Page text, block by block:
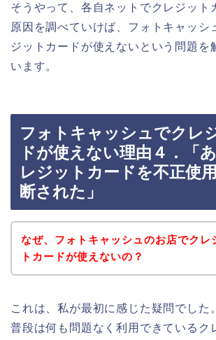
そうやって、各自ネットでクレジット
原因を調べていけば、フォトキャッシ
ジットカードが使えないという問題を
います。
フォトキャッシュでクレ
ドが使えない理由４．「
レジットカードを不正使
断された」
なぜ、フォトキャッシュのお店でクレ
トカードが使えないの？
これは、私が最初に感じた疑問でした
普段は何も問題なく利用できているク